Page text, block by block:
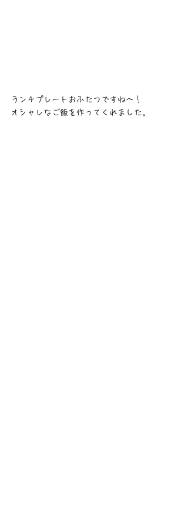
ランチプレートおふたつですね〜！
オシャレなご飯を作ってくれました。